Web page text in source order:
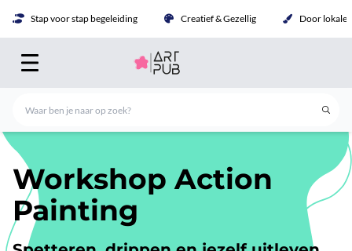
Stap voor stap begeleiding Creatief & Gezellig Door lokale
Workshop Action
Painting